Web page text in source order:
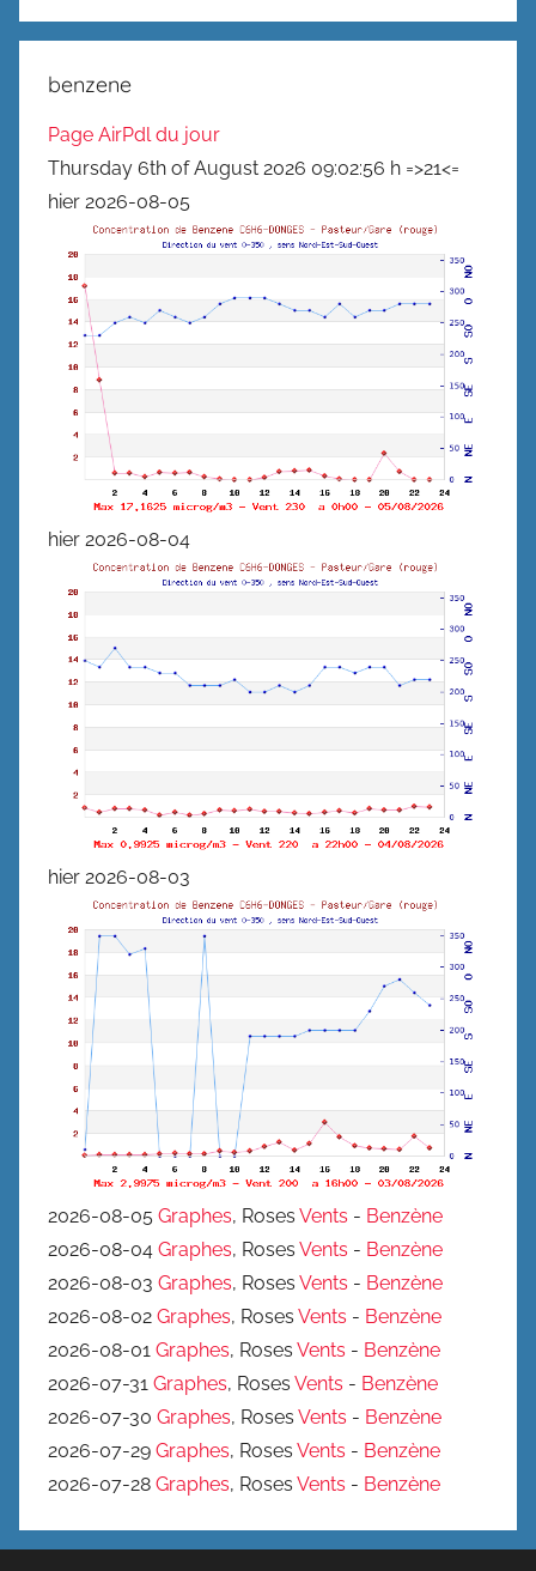
benzene
Page AirPdl du jour
Thursday 6th of August 2026 09:02:56 h =>21<=
hier 2026-08-05
hier 2026-08-04
hier 2026-08-03
2026-08-05 Graphes, Roses Vents - Benzène
2026-08-04 Graphes, Roses Vents - Benzène
2026-08-03 Graphes, Roses Vents - Benzène
2026-08-02 Graphes, Roses Vents - Benzène
2026-08-01 Graphes, Roses Vents - Benzène
2026-07-31 Graphes, Roses Vents - Benzène
2026-07-30 Graphes, Roses Vents - Benzène
2026-07-29 Graphes, Roses Vents - Benzène
2026-07-28 Graphes, Roses Vents - Benzène